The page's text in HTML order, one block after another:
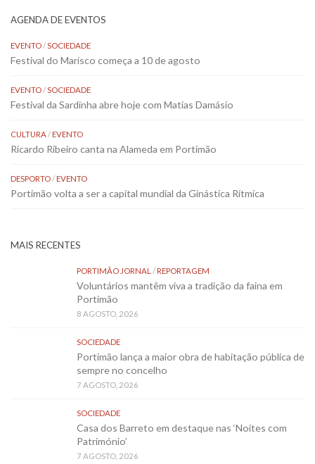
AGENDA DE EVENTOS
EVENTO / SOCIEDADE
Festival do Marisco começa a 10 de agosto
EVENTO / SOCIEDADE
Festival da Sardinha abre hoje com Matias Damásio
CULTURA /EVENTO
Ricardo Ribeiro canta na Alameda em Portimão
DESPORTO /EVENTO
Portimão volta a ser a capital mundial da Ginástica Rítmica
MAIS RECENTES
PORTIMÃO JORNAL /REPORTAGEM
Voluntários mantêm viva a tradição da faina em
Portimão
8 AGOSTO, 2026
SOCIEDADE
Portimão lança a maior obra de habitação pública de
sempre no concelho
7 AGOSTO, 2026
SOCIEDADE
Casa dos Barreto em destaque nas ‘Noites com
Património’
7 AGOSTO, 2026